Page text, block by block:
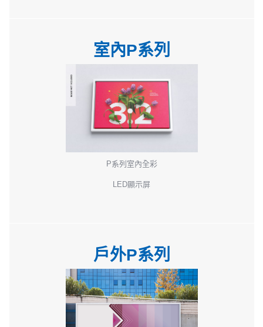
室內P系列
P系列室內全彩
LED顯示屏
戶外P系列